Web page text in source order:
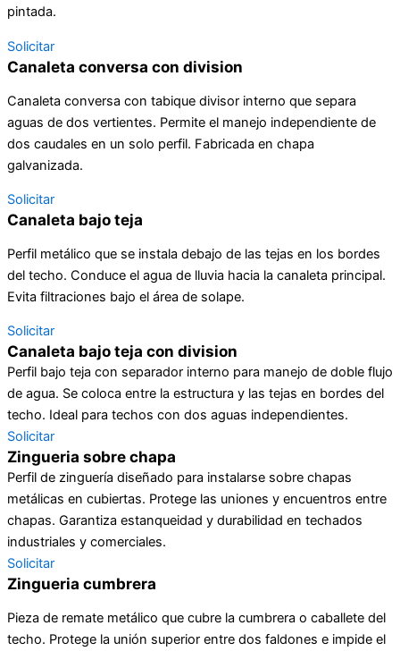
pintada.
Solicitar
Canaleta conversa con division
Canaleta conversa con tabique divisor interno que separa
aguas de dos vertientes. Permite el manejo independiente de
dos caudales en un solo perfil. Fabricada en chapa
galvanizada.
Solicitar
Canaleta bajo teja
Perfil metálico que se instala debajo de las tejas en los bordes
del techo. Conduce el agua de lluvia hacia la canaleta principal.
Evita filtraciones bajo el área de solape.
Solicitar
Canaleta bajo teja con division
Perfil bajo teja con separador interno para manejo de doble flujo
de agua. Se coloca entre la estructura y las tejas en bordes del
techo. Ideal para techos con dos aguas independientes.
Solicitar
Zingueria sobre chapa
Perfil de zinguería diseñado para instalarse sobre chapas
metálicas en cubiertas. Protege las uniones y encuentros entre
chapas. Garantiza estanqueidad y durabilidad en techados
industriales y comerciales.
Solicitar
Zingueria cumbrera
Pieza de remate metálico que cubre la cumbrera o caballete del
techo. Protege la unión superior entre dos faldones e impide el